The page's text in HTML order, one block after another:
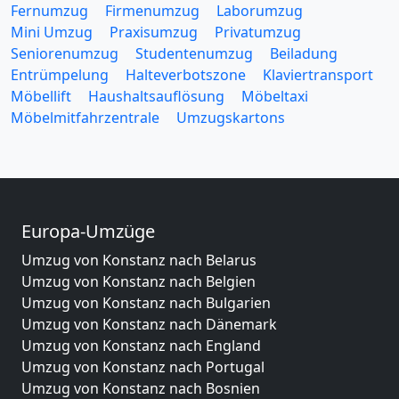
Fernumzug
Firmenumzug
Laborumzug
Mini Umzug
Praxisumzug
Privatumzug
Seniorenumzug
Studentenumzug
Beiladung
Entrümpelung
Halteverbotszone
Klaviertransport
Möbellift
Haushaltsauflösung
Möbeltaxi
Möbelmitfahrzentrale
Umzugskartons
Europa-Umzüge
Umzug von Konstanz nach Belarus
Umzug von Konstanz nach Belgien
Umzug von Konstanz nach Bulgarien
Umzug von Konstanz nach Dänemark
Umzug von Konstanz nach England
Umzug von Konstanz nach Portugal
Umzug von Konstanz nach Bosnien